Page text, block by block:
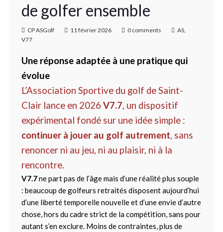
de golfer ensemble
CP ASGolf 11 février 2026 0 comments AS,
V77
Une réponse adaptée à une pratique qui
évolue
L’Association Sportive du golf de Saint-
Clair lance en 2026 V7.7, un dispositif
expérimental fondé sur une idée simple :
continuer à jouer au golf autrement, sans
renoncer ni au jeu, ni au plaisir, ni à la
rencontre.
V7.7ne part pas de l’âge mais d’une réalité plus souple
: beaucoup de golfeurs retraités disposent aujourd’hui
d’une liberté temporelle nouvelle et d’une envie d’autre
chose, hors du cadre strict de la compétition, sans pour
autant s’en exclure. Moins de contraintes, plus de